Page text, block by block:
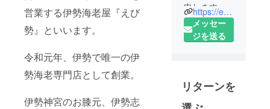
営業する伊勢海老屋『えび
勢』といいます。
令和元年、伊勢で唯一の伊
勢海老専門店として創業。
伊勢神宮のお膝元、伊勢志
申します。
三重県伊勢
市 伊勢神
勢を運営し
ています。
https://ebise-ise.com
メッセー
ジを送る
リターンを